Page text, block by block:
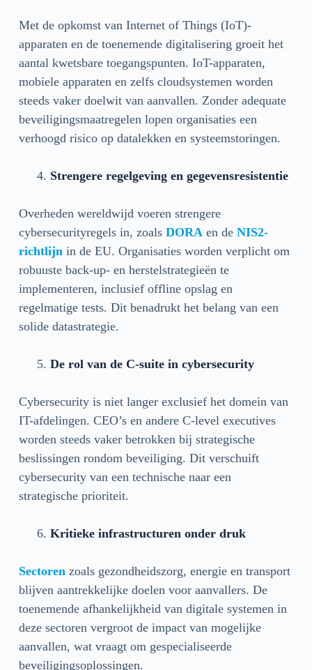
Met de opkomst van Internet of Things (IoT)-
apparaten en de toenemende digitalisering groeit het
aantal kwetsbare toegangspunten. IoT-apparaten,
mobiele apparaten en zelfs cloudsystemen worden
steeds vaker doelwit van aanvallen. Zonder adequate
beveiligingsmaatregelen lopen organisaties een
verhoogd risico op datalekken en systeemstoringen.
Strengere regelgeving en gegevensresistentie
Overheden wereldwijd voeren strengere
cybersecurityregels in, zoals DORA en de NIS2-
richtlijn in de EU. Organisaties worden verplicht om
robuuste back-up- en herstelstrategieën te
implementeren, inclusief offline opslag en
regelmatige tests. Dit benadrukt het belang van een
solide datastrategie.
De rol van de C-suite in cybersecurity
Cybersecurity is niet langer exclusief het domein van
IT-afdelingen. CEO’s en andere C-level executives
worden steeds vaker betrokken bij strategische
beslissingen rondom beveiliging. Dit verschuift
cybersecurity van een technische naar een
strategische prioriteit.
Kritieke infrastructuren onder druk
Sectoren zoals gezondheidszorg, energie en transport
blijven aantrekkelijke doelen voor aanvallers. De
toenemende afhankelijkheid van digitale systemen in
deze sectoren vergroot de impact van mogelijke
aanvallen, wat vraagt om gespecialiseerde
beveiligingsoplossingen.